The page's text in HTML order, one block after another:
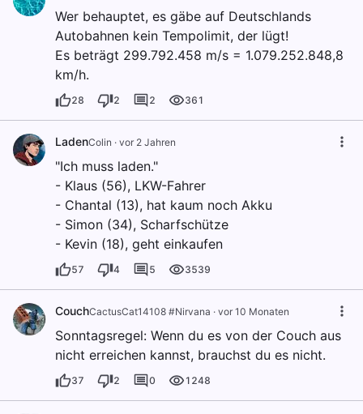
Wer behauptet, es gäbe auf Deutschlands
Autobahnen kein Tempolimit, der lügt!
Es beträgt 299.792.458 m/s = 1.079.252.848,8
km/h.
28 2 2 361
LadenColin · vor 2 Jahren
"Ich muss laden."
- Klaus (56), LKW-Fahrer
- Chantal (13), hat kaum noch Akku
- Simon (34), Scharfschütze
- Kevin (18), geht einkaufen
57 4 5 3539
CouchCactusCat14108 #Nirvana · vor 10 Monaten
Sonntagsregel: Wenn du es von der Couch aus
nicht erreichen kannst, brauchst du es nicht.
37 2 0 1248